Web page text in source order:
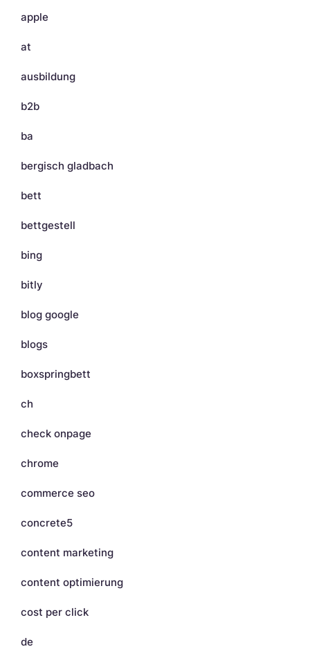
apple
at
ausbildung
b2b
ba
bergisch gladbach
bett
bettgestell
bing
bitly
blog google
blogs
boxspringbett
ch
check onpage
chrome
commerce seo
concrete5
content marketing
content optimierung
cost per click
de